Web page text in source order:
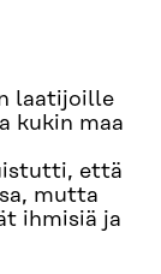
laatijoille
kukin maa
että
mutta
ihmisiä ja